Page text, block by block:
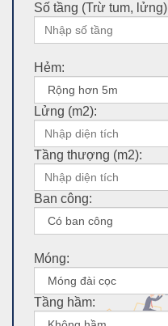
Số tầng (Trừ tum, lửng)
Hẻm:
Lửng (m2):
Tầng thượng (m2):
Ban công:
Móng:
Tầng hầm: